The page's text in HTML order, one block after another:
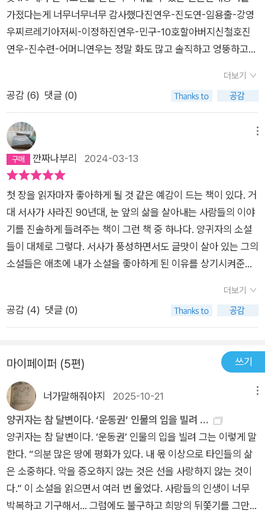
화점 여성복 매장에서 일하면서 비싼 옷들을 몰래 착용하고 놀러
나가는 것이 그 시작이었다. 어쩌면 수련이 그렇게 타락하기까지
그녀의 자잘한 선택들은 그녀를 그런 운명으로 이끌 수 밖에 없었
선택한 것은 한 때의 철없는 행동으로 치부하기엔 너무 선을 넘어
버리는 것이었다.수련은 화려한 색깔에만 정신이 팔려 진정 자신
이 어떤 것을 포기했는지를 잊어버렸다. 애써 외면한 것도 아니고
별 것 아닌 것으로 치부해버렸다. 하지만 돌이키면 후회되는 것들
의 시작은 왜 그렇게 사소한 것일까. 우연이 아무리 수련을 말리
려고 했어도 수련은 다시 그런 선택을 할 것이다. 넘치는 돈의 맛
이른다. 우연은 속이 타들어가는 마음으로 누나를 집에 데려오려
고 하지만 수련은 미련하게도 그것이 허황된 것임을 알지 못한
다. 수련은 초라했지만 따뜻했던 삶을 버리고, 화려하지만 텅 빈
삶을 살아가기로 한다.이렇게 누나의 일로 혼란스러운 와중에 우
연은 나성여관에 머무르는 사람들로 인해 더욱 혼란에 빠진다. 정
녕 20살이 겪기에는 너무나 벅찬 일들이 계속해서 터진다.찌르
레기 아저씨는 공사판에서 일하는 인부이다. 우연은 아저씨의 진
하면서도 아름다운 사람이었다. 요즘에서야 인권이란 것이 화두
가 되어 모두가 삶을 제대로 살아갈 권리에 대해서 목소리를 높이
지만, 당장 20년 전까지만 해도 인권은 권력자들에게만 유리한
것이었다. 아저씨는 노동자로써 자본가가 노동자를 착취하는 현
실을 정확히 인식하고, 노동자의 처우를 개선하기 위해 투쟁을 하
기도 하는 사람이다. 부당한 것을 올바르게 고치자는 연대감이 피
어나는 시대에, 그것을 앞장서서 주도했던 멋진 인물이었다.그렇
지만 우연은 아저씨의 일기를 읽고 그의 과거에 숨겨진 고통을 정
면으로 보게 된다. 태어날때부터 쉽지 않았던 그의 성장과정
과, 그 속에서도 올바르게 살려고 애썼던 그의 처절한 몸부림이
가졌다는게 너무너무너무 감사했다진연우-진도연-임용출-강영
우찌르레기아저씨-이정하진연우-민구-10호할아버지신철호진
연우-진수련-어머니연우는 정말 화도 많고 솔직하고 엉뚱하고
가 실존한다고 여겨질 정도로 느껴졌다. 이야기 후반부에서는 어
떤 행동도 어떤 말도 ‘연우가 했으니까‘라는 맥락 안에서 그냥 이
한 느낌이다. 16은 좀 길구.. 12부작 정도? 누가 만들어줬으면...
양귀자 작가의 문체는 덤덤한 것 같다. 그래서 그 감정은 고스란
히 독자 몫이 되는 것 같다..! 너무 너무 재밌었고 읽었던 5일 정도
더보기
공감 (6) 댓글 (0)
깐짜나부리 2024-03-13
첫 장을 읽자마자 좋아하게 될 것 같은 예감이 드는 책이 있다. 거
대 서사가 사라진 90년대, 눈 앞의 삶을 살아내는 사람들의 이야
기를 진솔하게 들려주는 책이 그런 책 중 하나다. 양귀자의 소설
들이 대체로 그렇다. 서사가 풍성하면서도 글맛이 살아 있는 그의
소설들은 애초에 내가 소설을 좋아하게 된 이유를 상기시켜준다.
쉽고 가볍다는 말로 폄하되는데, 어떤 소설은 주제의 깊이와 무게
를 확보하고도 손에서 놓을 수 없는 가독성을 가진다. 양귀자의
예리하게 파고드는 사유가 있어 글을 읽는 맛이 있다. 그래서 빨
리 읽히지만 오히려 빨리 읽고 싶지 않은 마음이 든다. ​소설은 정
주하지 못하는 인간들이 살아가는 '여관'을 배경으로 떠돌이들의
삶을 그린다. '떠남'을 전제로 이 곳에 와서 머무르고 있는 인물들
은 각자의 사연과 회한을 가지고 방황한다. 이 여관에 붙박여 살
아가는 가족들조차 머무는 사람들은 아니다. 삼수생의 고단하고
의미없는 삶으로부터 떠나고 싶어하는 주인공에서부터, 가난과
보잘것 없는 소시민의 삶으로부터 벗어나고 싶은 누나, 민주주의
를 억누르는 거대한 권력에 맞서 세상을 바꾸려는 형, 미국으로
떠난 누이의 초대를 30년 째 기다리고 있는 아버지까지 인물들
더보기
공감 (4) 댓글 (0)
마이페이퍼 (5편) 쓰기
너가말해줘야지 2025-10-21
양귀자는 참 달변이다. ‘운동권’ 인물의 입을 빌려 ...
양귀자는 참 달변이다. ‘운동권’ 인물의 입을 빌려 그는 이렇게 말
한다. “의분 많은 땅에 평화가 있다. 내 몫 이상으로 타인들의 삶
은 소중하다. 악을 증오하지 않는 것은 선을 사랑하지 않는 것이
다.” 이 소설을 읽으면서 여러 번 울었다. 사람들의 인생이 너무
박복하고 기구해서… 그럼에도 불구하고 희망의 뒤쫓기를 그만두